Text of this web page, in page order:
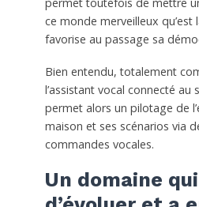
ce monde merveilleux
favorise au passage sa
Bien entendu, totalement
l’assistant vocal connecté
permet alors un pilotage de
maison et ses scénarios via
commandes vocales.
Un domaine